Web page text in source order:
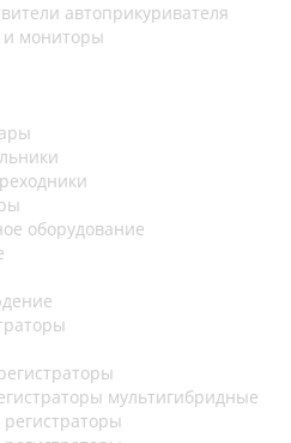
автоприкуривателя
мониторы
оборудование
мультигибридные
регистраторы